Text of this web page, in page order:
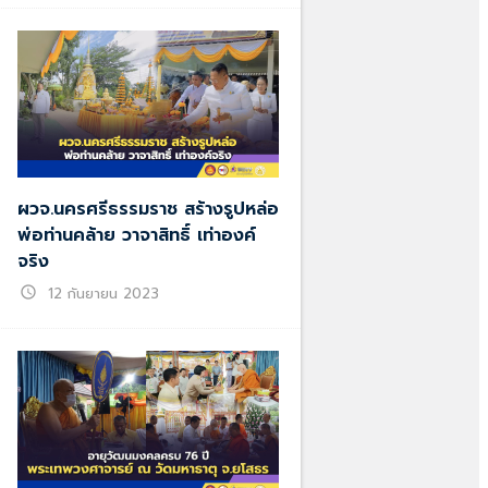
ผวจ.นครศรีธรรมราช สร้างรูปหล่อ
พ่อท่านคล้าย วาจาสิทธิ์ เท่าองค์
จริง
schedule 12 กันยายน 2023